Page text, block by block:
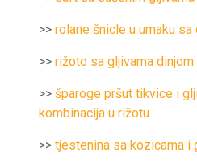
>> rolane šnicle u umaku sa
>> rižoto sa gljivama
>> šparoge pršut tikvice i
kombinacija u rižotu
>> tjestenina sa kozicama i